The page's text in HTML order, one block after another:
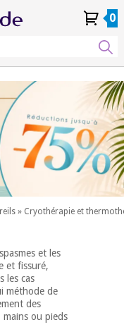
0
» Cryothérapie et
et les
et fissuré,
les cas
méthode de
des
mains ou pieds